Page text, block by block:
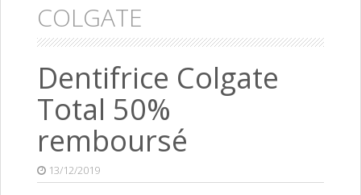
COLGATE
Dentifrice Colgate
Total 50%
remboursé
13/12/2019